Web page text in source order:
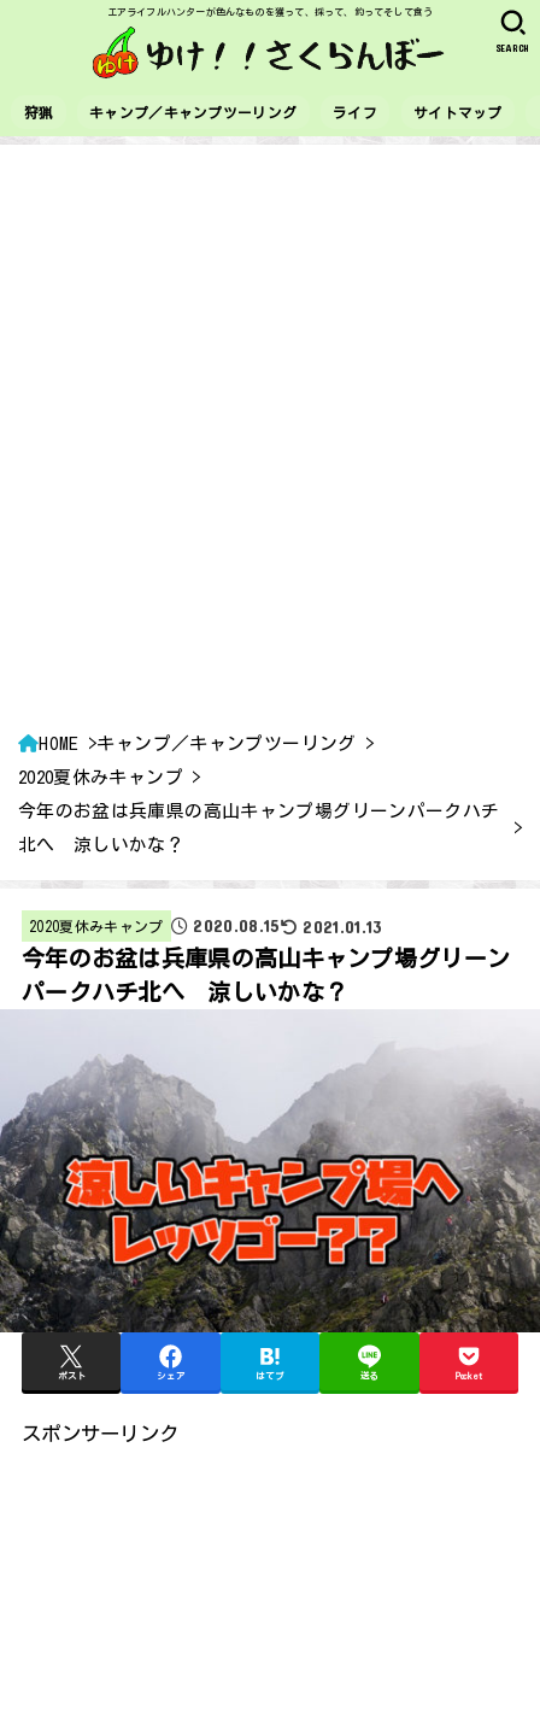
エアライフルハンターが色んなものを獲って、採って、釣ってそして食う
狩猟 キャンプ／キャンプツーリング ライフ サイトマップ
SEARCH
HOME
キャンプ／キャンプツーリング
2020夏休みキャンプ
今年のお盆は兵庫県の高山キャンプ場グリーンパークハチ
北へ 涼しいかな？
2020夏休みキャンプ 2020.08.15 2021.01.13
今年のお盆は兵庫県の高山キャンプ場グリーン
パークハチ北へ 涼しいかな？
ポスト シェア はてブ 送る Pocket
スポンサーリンク